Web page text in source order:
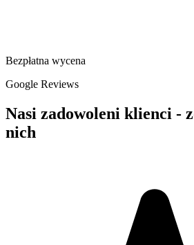
Bezpłatna wycena
Google Reviews
Nasi zadowoleni klienci -
nich